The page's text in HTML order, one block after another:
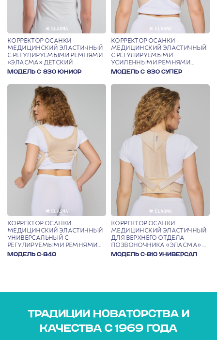
КОРРЕКТОР ОСАНКИ
МЕДИЦИНСКИЙ ЭЛАСТИЧНЫЙ
С РЕГУЛИРУЕМЫМИ РЕМНЯМИ
«ЭЛАСМА» ДЕТСКИЙ
МОДЕЛЬ С-830 ЮНИОР
КОРРЕКТОР ОСАНКИ
МЕДИЦИНСКИЙ ЭЛАСТИЧНЫЙ
С РЕГУЛИРУЕМЫМИ
УСИЛЕННЫМИ РЕМНЯМИ
«ЭЛАСМА»
МОДЕЛЬ С-830 СУПЕР
КОРРЕКТОР ОСАНКИ
МЕДИЦИНСКИЙ ЭЛАСТИЧНЫЙ
УНИВЕРСАЛЬНЫЙ С
РЕГУЛИРУЕМЫМИ РЕМНЯМИ
«ЭЛАСМА»
МОДЕЛЬ С-840
КОРРЕКТОР ОСАНКИ
МЕДИЦИНСКИЙ ЭЛАСТИЧНЫЙ
ДЛЯ ВЕРХНЕГО ОТДЕЛА
ПОЗВОНОЧНИКА «ЭЛАСМА» С
РЕГУЛИРУЕМЫМИ РЕМНЯМИ
МОДЕЛЬ С-810 УНИВЕРСАЛ
ТРАДИЦИИ НОВАТОРСТВА И
КАЧЕСТВА С 1969 ГОДА